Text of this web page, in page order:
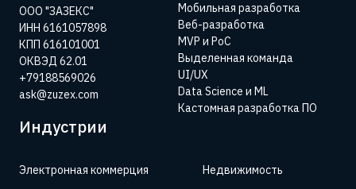
ООО "ЗАЗЕКС"
ИНН 6161057898
КПП 616101001
ОКВЭД 62.01
+79188569026
ask@zuzex.com
Мобильная разработка
Веб-разработка
MVP и PoC
Выделенная команда
UI/UX
Data Science и ML
Кастомная разработка ПО
Индустрии
Электронная коммерция Недвижимость